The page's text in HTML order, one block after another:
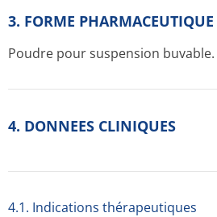
3. FORME PHARMACEUTIQUE
Poudre pour suspension buvable.
4. DONNEES CLINIQUES
4.1. Indications thérapeutiques